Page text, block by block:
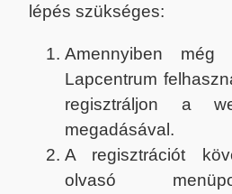
lépés szükséges:
Amennyiben még
Lapcentrum
regisztráljon a
megadásával.
A regisztrációt
olvasó